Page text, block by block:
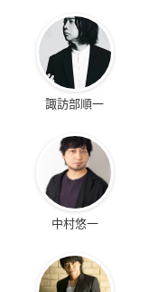
諏訪部順一
中村悠一